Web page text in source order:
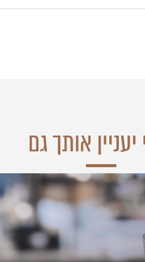
יעניין אותך גם